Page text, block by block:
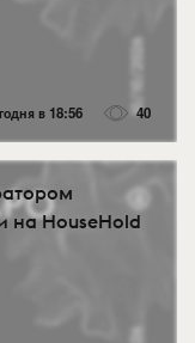
в 18:56 40
на HouseHold